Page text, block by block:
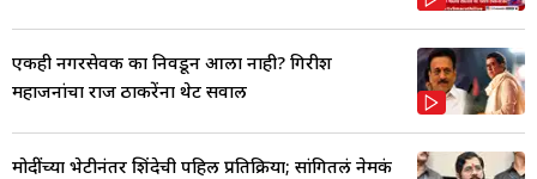
एकही नगरसेवक का निवडून आला नाही? गिरीश
महाजनांचा राज ठाकरेंना थेट सवाल
मोदींच्या भेटीनंतर शिंदेची पहिली प्रतिक्रिया; सांगितलं नेमकं